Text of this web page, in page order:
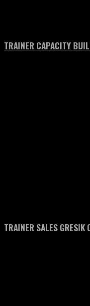
TRAINER CAPACITY
TRAINER SALES